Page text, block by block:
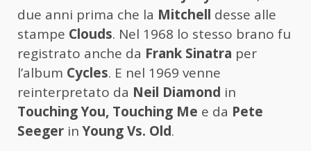
due anni prima che la Mitchell desse alle
stampe Clouds. Nel 1968 lo stesso brano fu
registrato anche da Frank Sinatra per
l’album Cycles. E nel 1969 venne
reinterpretato da Neil Diamond in
Touching You, Touching Me e da Pete
Seeger inYoung Vs. Old.